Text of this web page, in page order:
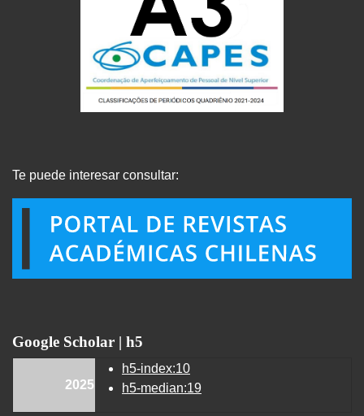
Te puede interesar consultar:
Google Scholar | h5
2025
h5-index:10
h5-median:19